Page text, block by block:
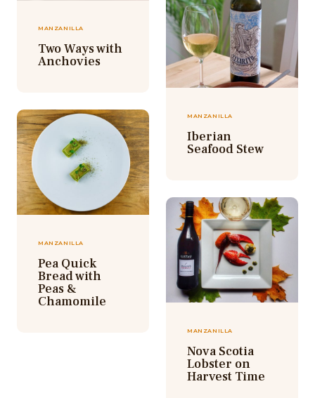
MANZANILLA
Two Ways with
Anchovies
MANZANILLA
Iberian
Seafood Stew
MANZANILLA
Pea Quick
Bread with
Peas &
Chamomile
MANZANILLA
Nova Scotia
Lobster on
Harvest Time